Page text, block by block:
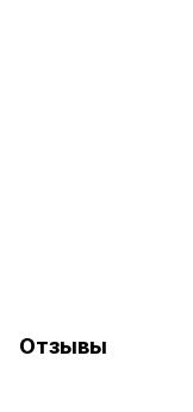
Отзывы